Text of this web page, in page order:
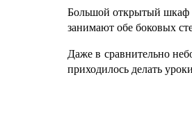
Большой открытый шкаф
занимают обе боковых
Даже в сравнительно
приходилось делать